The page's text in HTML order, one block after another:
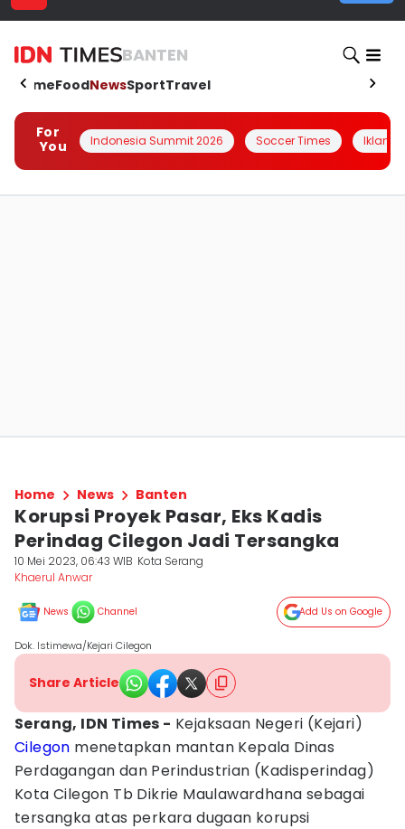
BANTEN
HomeFoodNewsSportTravel
For
You
Indonesia Summit 2026 Soccer Times Iklanin
Home News Banten
Korupsi Proyek Pasar, Eks Kadis
Perindag Cilegon Jadi Tersangka
10 Mei 2023, 06:43 WIB Kota Serang
Khaerul Anwar
News Channel Add Us on Google
Dok. Istimewa/Kejari Cilegon
Share Article
Serang, IDN Times - Kejaksaan Negeri (Kejari)
Cilegon menetapkan mantan Kepala Dinas
Perdagangan dan Perindustrian (Kadisperindag)
Kota Cilegon Tb Dikrie Maulawardhana sebagai
tersangka atas perkara dugaan korupsi